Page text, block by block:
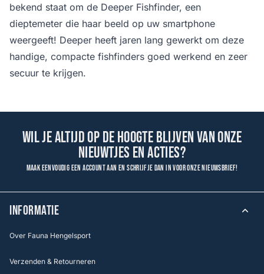
bekend staat om de Deeper Fishfinder, een
dieptemeter die haar beeld op uw smartphone
weergeeft! Deeper heeft jaren lang gewerkt om deze
handige, compacte fishfinders goed werkend en zeer
secuur te krijgen.
Wil je altijd op de hoogte blijven van onze
nieuwtjes en acties?
Maak eenvoudig een account aan en schrijf je dan in voor onze nieuwsbrief!
INFORMATIE
Over Fauna Hengelsport
Verzenden & Retourneren